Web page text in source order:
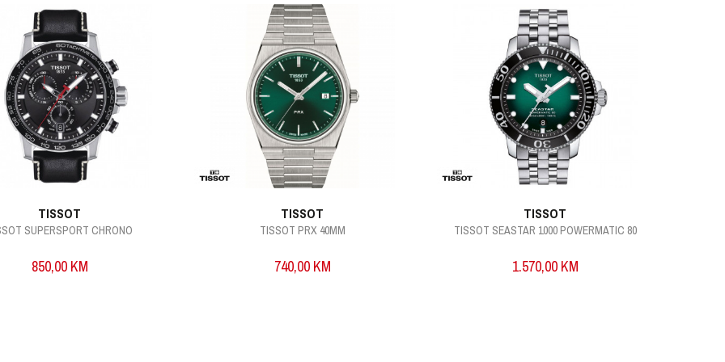
TISSOT
SUPERSPORT CHRONO
850,00 KM
TISSOT
TISSOT PRX 40MM
740,00 KM
TISSOT
TISSOT SEASTAR 1000 POWERMATIC 80
1.570,00 KM